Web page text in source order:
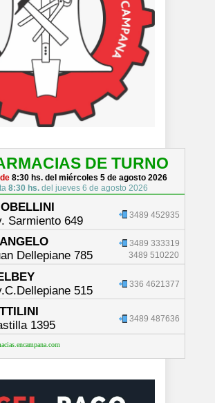
DE TURNO
8:30 hs. del miércoles 5 de agosto 2026
8:30 hs.del jueves 6 de agosto 2026
Sarmiento 649
3489 452935
Dellepiane 785
3489 333319
3489 510220
515
336 4621377
1395
3489 487636